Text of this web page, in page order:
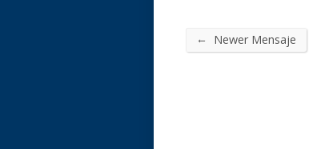
← Newer Mensaje